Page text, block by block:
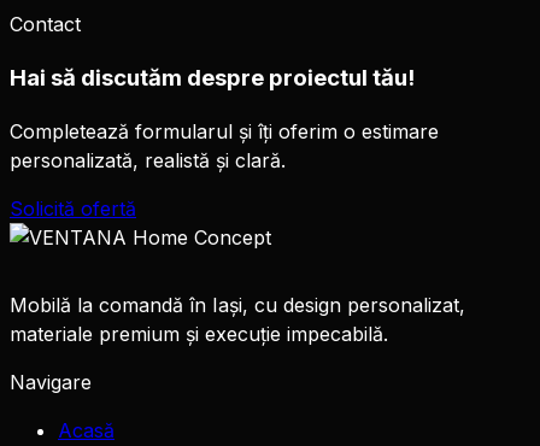
Contact
Hai să discutăm despre proiectul tău!
Completează formularul și îți oferim o estimare
personalizată, realistă și clară.
Solicită ofertă
Mobilă la comandă în Iași, cu design personalizat,
materiale premium și execuție impecabilă.
Navigare
Acasă